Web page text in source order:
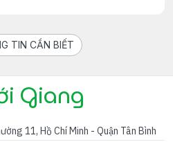
TIN CẦN BIẾT
Giang
11, Hồ Chí Minh - Quận Tân Bình